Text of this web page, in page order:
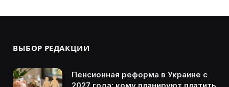
ВЫБОР РЕДАКЦИИ
Пенсионная реформа в Украине с